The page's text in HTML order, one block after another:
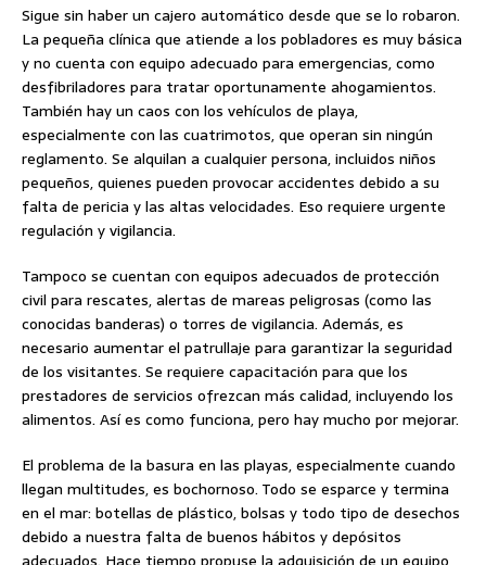
Sigue sin haber un cajero automático desde que se lo robaron.
La pequeña clínica que atiende a los pobladores es muy básica
y no cuenta con equipo adecuado para emergencias, como
desfibriladores para tratar oportunamente ahogamientos.
También hay un caos con los vehículos de playa,
especialmente con las cuatrimotos, que operan sin ningún
reglamento. Se alquilan a cualquier persona, incluidos niños
pequeños, quienes pueden provocar accidentes debido a su
falta de pericia y las altas velocidades. Eso requiere urgente
regulación y vigilancia.
Tampoco se cuentan con equipos adecuados de protección
civil para rescates, alertas de mareas peligrosas (como las
conocidas banderas) o torres de vigilancia. Además, es
necesario aumentar el patrullaje para garantizar la seguridad
de los visitantes. Se requiere capacitación para que los
prestadores de servicios ofrezcan más calidad, incluyendo los
alimentos. Así es como funciona, pero hay mucho por mejorar.
El problema de la basura en las playas, especialmente cuando
llegan multitudes, es bochornoso. Todo se esparce y termina
en el mar: botellas de plástico, bolsas y todo tipo de desechos
debido a nuestra falta de buenos hábitos y depósitos